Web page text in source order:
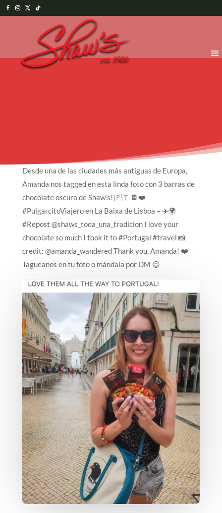
Desde una de las ciudades más antiguas de Europa,
Amanda nos tagged en esta linda foto con 3 barras de
chocolate oscuro de Shaw’s! 🇵🇹 🍫❤️
#PulgarcitoViajero en La Baixa de Lisboa – ✈️🌍
#Repost @shaws_toda_una_tradicion I love your
chocolate so much I took it to #Portugal #travel 📸
credit: @amanda_wandered Thank you, Amanda! ❤️
Tagueanos en tu foto o mándala por DM 😉